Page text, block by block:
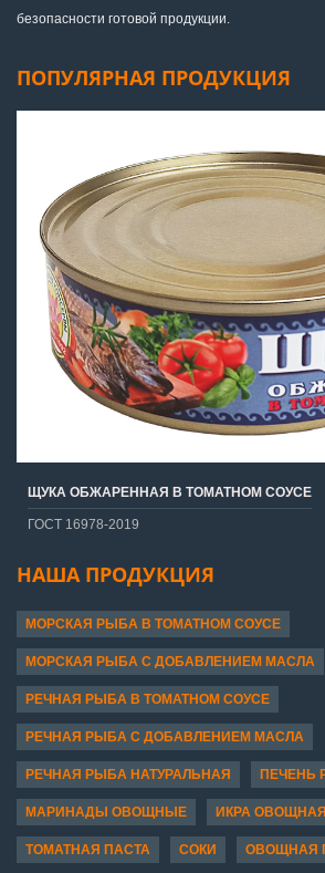
безопасности готовой продукции.
ПОПУЛЯРНАЯ ПРОДУКЦИЯ
ЩУКА ОБЖАРЕННАЯ В ТОМАТНОМ СОУСЕ
ГОСТ 16978-2019
НАША ПРОДУКЦИЯ
МОРСКАЯ РЫБА В ТОМАТНОМ СОУСЕ
МОРСКАЯ РЫБА С ДОБАВЛЕНИЕМ МАСЛА
РЕЧНАЯ РЫБА В ТОМАТНОМ СОУСЕ
РЕЧНАЯ РЫБА С ДОБАВЛЕНИЕМ МАСЛА
РЕЧНАЯ РЫБА НАТУРАЛЬНАЯ ПЕЧЕНЬ
МАРИНАДЫ ОВОЩНЫЕ ИКРА ОВОЩНАЯ
ТОМАТНАЯ ПАСТА СОКИ ОВОЩНАЯ